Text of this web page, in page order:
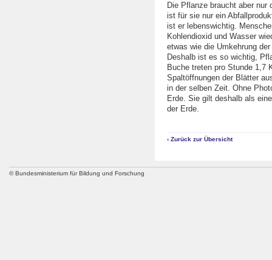
Die Pflanze braucht aber
ist für sie nur ein
ist er lebenswichtig.
Kohlendioxid und Wasser
etwas wie die Umkehrung
Deshalb ist es so wichtig,
Buche treten pro Stunde 1,7
Spaltöffnungen der Blätter
in der selben Zeit. Ohne
Erde. Sie gilt deshalb als
der Erde.
‹ Zurück zur Übersicht
© Bundesministerium für Bildung und Forschung